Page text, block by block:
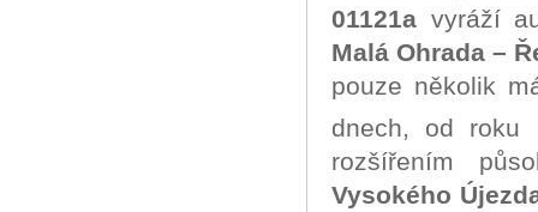
01121a vyráží
Malá Ohrada –
pouze několik
dnech, od roku
rozšířením
Vysokého